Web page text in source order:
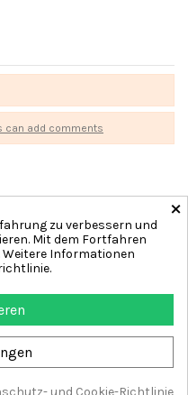
can add comments
×
zu verbessern und
Mit dem Fortfahren
Weitere Informationen
und Cookie-Richtlinie